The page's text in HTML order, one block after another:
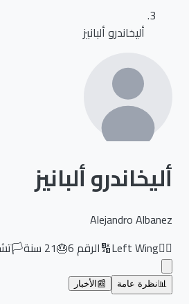
أليخاندرو ألبانيز
أليخاندرو ألبانيز
Alejandro Albanez
Left Wing
🔢الرقم6
🎂
21سنة🏳️تشيلي
نظرة عامة 📰 الأخبار